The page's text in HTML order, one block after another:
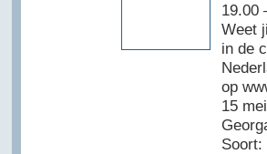
19.00
Weet
in de
op
15
Soort: